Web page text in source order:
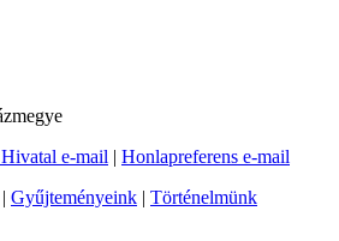
e-mail | Honlapreferens e-mail
Gyűjteményeink | Történelmünk